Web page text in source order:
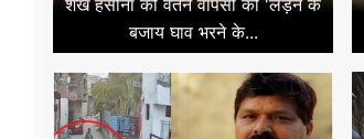
शेख हसीना की वतन वापसी को 'लड़ने के
बजाय घाव भरने के...